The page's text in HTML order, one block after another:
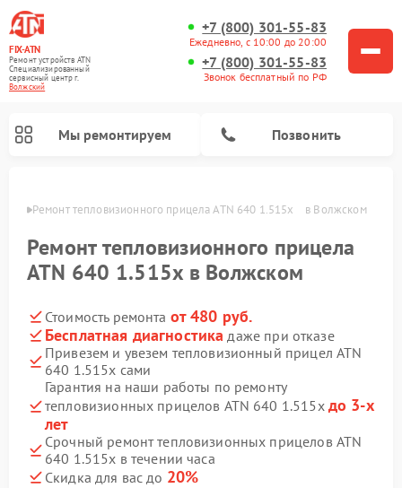
FIX-ATN
Ремонт устройств ATN
Специализированный
cервисный центр г.
Волжский
+7 (800) 301-55-83
Ежедневно, с 10:00 до 20:00
+7 (800) 301-55-83
Звонок бесплатный по РФ
Мы ремонтируем Позвонить
Ремонт тепловизионного прицела ATN 640 1.515x    в Волжском
Ремонт тепловизионного прицела
ATN 640 1.515x в Волжском
Стоимость ремонта от 480 руб.
Бесплатная диагностика даже при отказе
Привезем и увезем тепловизионный прицел ATN
640 1.515x сами
Гарантия на наши работы по ремонту
тепловизионных прицелов ATN 640 1.515x до 3-х
лет
Срочный ремонт тепловизионных прицелов ATN
640 1.515x в течении часа
Скидка для вас до 20%